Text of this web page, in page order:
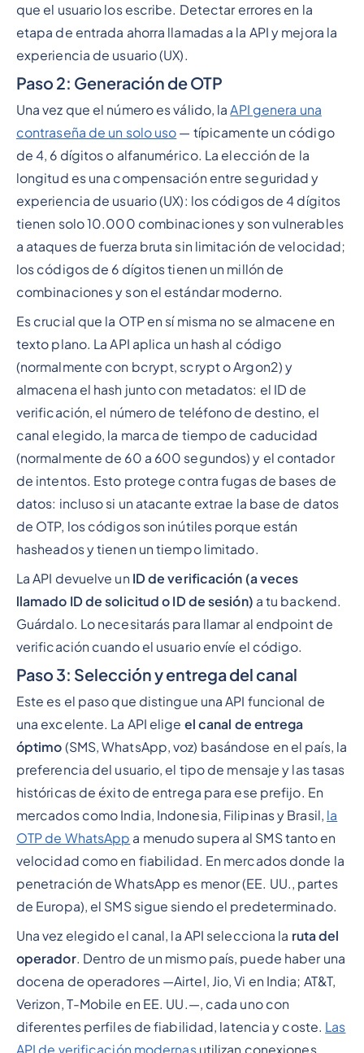
que el usuario los escribe. Detectar errores en la
etapa de entrada ahorra llamadas a la API y mejora la
experiencia de usuario (UX).
Paso 2: Generación de OTP
Una vez que el número es válido, laAPI genera una
contraseña de un solo uso — típicamente un código
de 4, 6 dígitos o alfanumérico. La elección de la
longitud es una compensación entre seguridad y
experiencia de usuario (UX): los códigos de 4 dígitos
tienen solo 10.000 combinaciones y son vulnerables
a ataques de fuerza bruta sin limitación de velocidad;
los códigos de 6 dígitos tienen un millón de
combinaciones y son el estándar moderno.
Es crucial que la OTP en sí misma no se almacene en
texto plano. La API aplica un hash al código
(normalmente con bcrypt, scrypt o Argon2) y
almacena el hash junto con metadatos: el ID de
verificación, el número de teléfono de destino, el
canal elegido, la marca de tiempo de caducidad
(normalmente de 60 a 600 segundos) y el contador
de intentos. Esto protege contra fugas de bases de
datos: incluso si un atacante extrae la base de datos
de OTP, los códigos son inútiles porque están
hasheados y tienen un tiempo limitado.
La API devuelve un ID de verificación (a veces
llamado ID de solicitud o ID de sesión) a tu backend.
Guárdalo. Lo necesitarás para llamar al endpoint de
verificación cuando el usuario envíe el código.
Paso 3: Selección y entrega del canal
Este es el paso que distingue una API funcional de
una excelente. La API elige el canal de entrega
óptimo (SMS, WhatsApp, voz) basándose en el país, la
preferencia del usuario, el tipo de mensaje y las tasas
históricas de éxito de entrega para ese prefijo. En
mercados como India, Indonesia, Filipinas y Brasil, la
OTP de WhatsApp a menudo supera al SMS tanto en
velocidad como en fiabilidad. En mercados donde la
penetración de WhatsApp es menor (EE. UU., partes
de Europa), el SMS sigue siendo el predeterminado.
Una vez elegido el canal, la API selecciona la ruta del
operador. Dentro de un mismo país, puede haber una
docena de operadores —Airtel, Jio, Vi en India; AT&T,
Verizon, T-Mobile en EE. UU.—, cada uno con
diferentes perfiles de fiabilidad, latencia y coste. Las
API de verificación modernas utilizan conexiones